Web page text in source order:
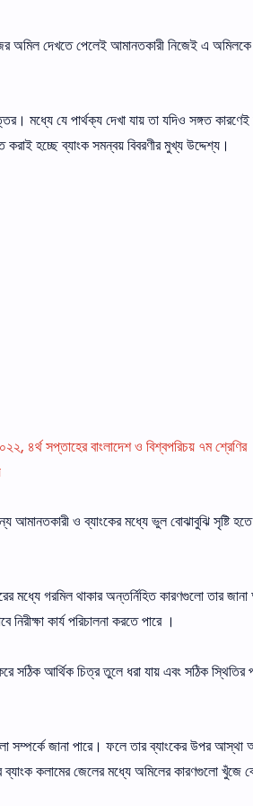
অমিল দেখতে পেলেই আমানতকারী নিজেই এ
মধ্যে যে পার্থক্য দেখা যায় তা যদিও সঙ্গত কারণেই
হচ্ছে ব্যাংক সমন্বয় বিবরণীর মুখ্য উদ্দেশ্য।
৪র্থ সপ্তাহের বাংলাদেশ ও বিশ্বপরিচয় ৭ম শ্রেণির
ও ব্যাংকের মধ্যে ভুল বােঝাবুঝি সৃষ্টি হতে
মধ্যে গরমিল থাকার অন্তর্নিহিত কারণগুলাে তার
কার্য পরিচালনা করতে পারে ।
সঠিক আর্থিক চিত্র তুলে ধরা যায় এবং সঠিক স্থিতির
সম্পর্কে জানা পারে। ফলে তার ব্যাংকের উপর আস্থা
কলামের জেলের মধ্যে অমিলের কারণগুলাে খুঁজে